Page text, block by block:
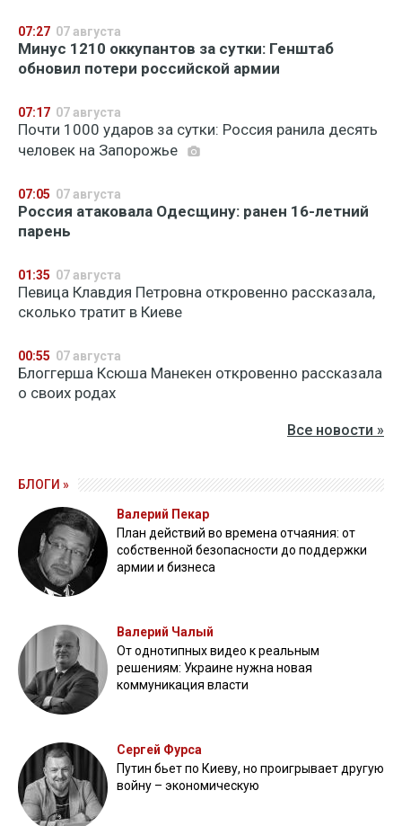
07:27 07 августа
Минус 1210 оккупантов за сутки: Генштаб
обновил потери российской армии
07:17 07 августа
Почти 1000 ударов за сутки: Россия ранила десять
человек на Запорожье
07:05 07 августа
Россия атаковала Одесщину: ранен 16-летний
парень
01:35 07 августа
Певица Клавдия Петровна откровенно рассказала,
сколько тратит в Киеве
00:55 07 августа
Блоггерша Ксюша Манекен откровенно рассказала
о своих родах
Все новости »
БЛОГИ »
Валерий Пекар
План действий во времена отчаяния: от
собственной безопасности до поддержки
армии и бизнеса
Валерий Чалый
От однотипных видео к реальным
решениям: Украине нужна новая
коммуникация власти
Сергей Фурса
Путин бьет по Киеву, но проигрывает другую
войну – экономическую